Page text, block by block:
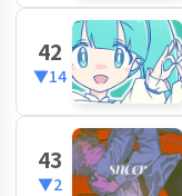
42
▼14
43
▼2